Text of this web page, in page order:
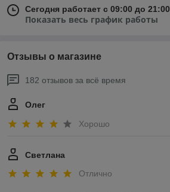
Сегодня работает с 09:00 до 21:00
Показать весь график работы
Отзывы о магазине
182 отзывов за всё время
Олег
Хорошо
Светлана
Отлично